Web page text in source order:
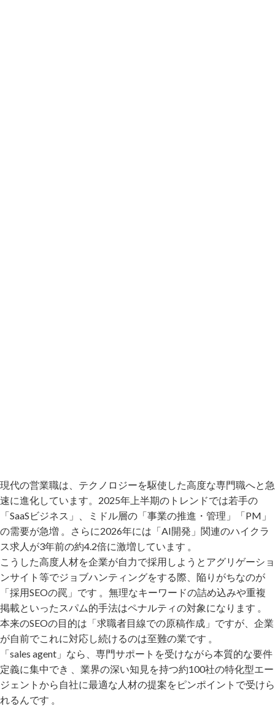
現代の営業職は、テクノロジーを駆使した高度な専門職へと急
速に進化しています。2025年上半期のトレンドでは若手の
「SaaSビジネス」、ミドル層の「事業の推進・管理」「PM」
の需要が急増 。さらに2026年には「AI開発」関連のハイクラ
ス求人が3年前の約4.2倍に激増しています 。
こうした高度人材を企業が自力で採用しようとアグリゲーショ
ンサイト等でジョブハンティングをする際、陥りがちなのが
「採用SEOの罠」です 。無理なキーワードの詰め込みや重複
掲載といったスパム的手法はペナルティの対象になります 。
本来のSEOの目的は「求職者目線での原稿作成」ですが、企業
が自前でこれに対応し続けるのは至難の業です 。
「sales agent」なら、専門サポートを受けながら本質的な要件
定義に集中でき 、業界の深い知見を持つ約100社の特化型エー
ジェントから自社に最適な人材の提案をピンポイントで受けら
れるんです 。